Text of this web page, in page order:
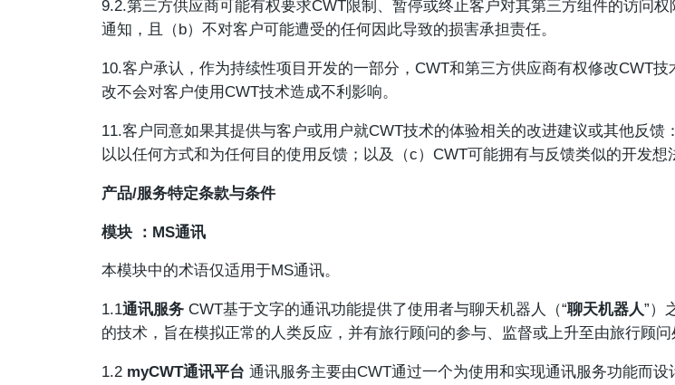
9.2.第三方供应商可能有权要求CWT限制、暂停或终止客户对其第三方组件的访问
通知，且（b）不对客户可能遭受的任何因此导致的损害承担责任。
10.客户承认，作为持续性项目开发的一部分，CWT和第三方供应商有权修改CWT
改不会对客户使用CWT技术造成不利影响。
11.客户同意如果其提供与客户或用户就CWT技术的体验相关的改进建议或其他反
以以任何方式和为任何目的使用反馈；以及（c）CWT可能拥有与反馈类似的开发想
产品/服务特定条款与条件
模块 ：MS通讯
本模块中的术语仅适用于MS通讯。
1.1通讯服务 CWT基于文字的通讯功能提供了使用者与聊天机器人（“聊天机器人”）
的技术，旨在模拟正常的人类反应，并有旅行顾问的参与、监督或上升至由旅行顾
1.2 myCWT通讯平台 通讯服务主要由CWT通过一个为使用和实现通讯服务功能而